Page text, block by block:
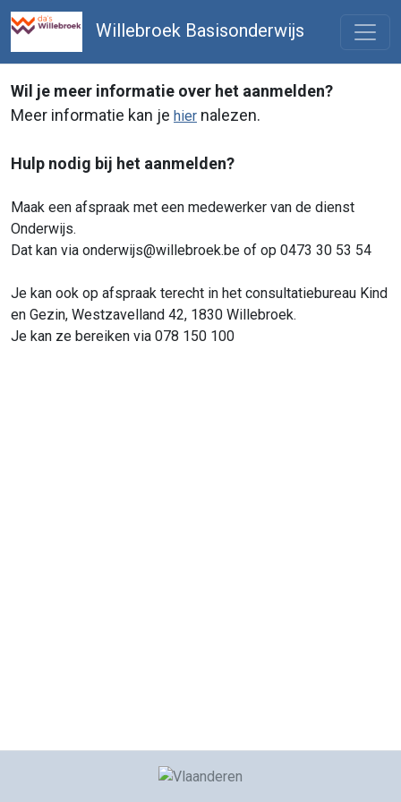
Willebroek Basisonderwijs
Wil je meer informatie over het aanmelden?
Meer informatie kan je hier nalezen.
Hulp nodig bij het aanmelden?
Maak een afspraak met een medewerker van de dienst
Onderwijs.
Dat kan via onderwijs@willebroek.be of op 0473 30 53 54
Je kan ook op afspraak terecht in het consultatiebureau Kind
en Gezin, Westzavelland 42, 1830 Willebroek.
Je kan ze bereiken via 078 150 100